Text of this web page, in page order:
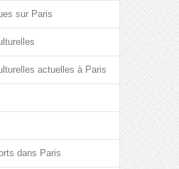
sur Paris
actuelles à Paris
dans Paris